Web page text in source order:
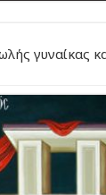
γυναίκας